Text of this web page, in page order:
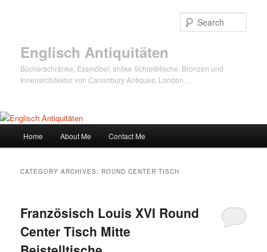
Englisch Antiquitäten
Bücherschränke, Essmöbel, antike Schreibtische, Bronzen und
Innenarchitektur von Canonbury Antiques, London …
Skip
content
Skip
content
Home About Me Contact Me
CATEGORY ARCHIVES: ROUND CENTER TISCH
Französisch Louis XVI Round
Center Tisch Mitte